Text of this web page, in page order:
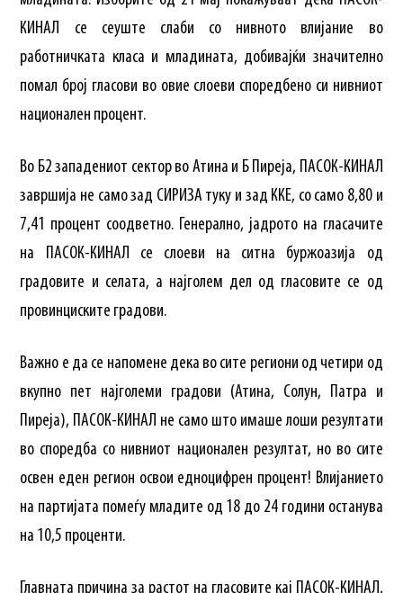
КИНАЛ се сеуште слаби со нивното влијание во
работничката класа и младината, добивајќи значително
помал број гласови во овие слоеви споредбено си нивниот
национален процент.
Во Б2 западениот сектор во Атина и Б Пиреја, ПАСОК-КИНАЛ
завршија не само зад СИРИЗА туку и зад ККЕ, со само 8,80 и
7,41 процент соодветно. Генерално, јадрото на гласачите
на ПАСОК-КИНАЛ се слоеви на ситна буржоазија од
градовите и селата, а најголем дел од гласовите се од
провинциските градови.
Важно е да се напомене дека во сите региони од четири од
вкупно пет најголеми градови (Атина, Солун, Патра и
Пиреја), ПАСОК-КИНАЛ не само што имаше лоши резултати
во споредба со нивниот национален резултат, но во сите
освен еден регион освои едноцифрен процент! Влијанието
на партијата помеѓу младите од 18 до 24 години останува
на 10,5 проценти.
Главната причина за растот на гласовите кај ПАСОК-КИНАЛ,